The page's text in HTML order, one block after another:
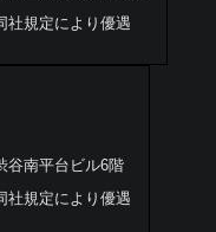
社規定により優遇
谷南平台ビル6階
社規定により優遇